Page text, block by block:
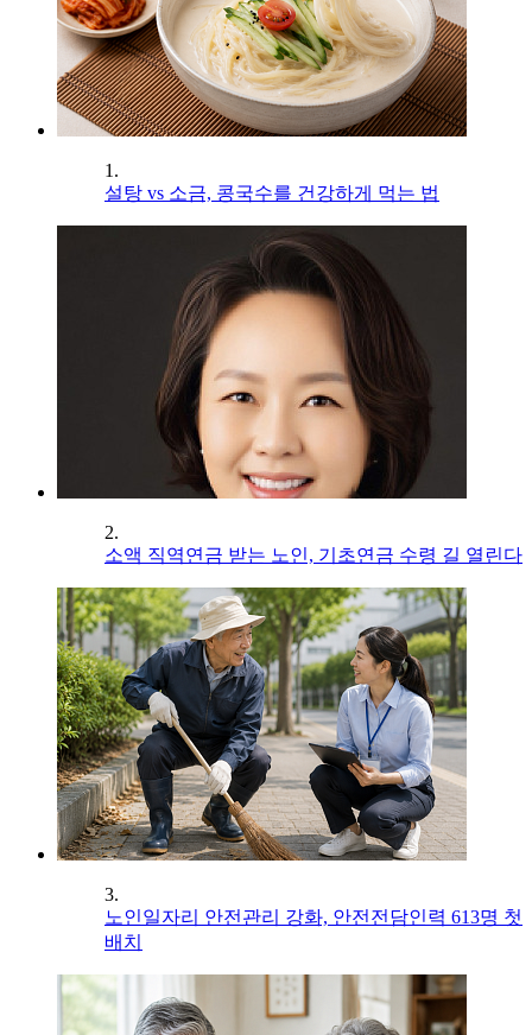
1.
설탕 vs 소금, 콩국수를 건강하게 먹는 법
2.
소액 직역연금 받는 노인, 기초연금 수령 길 열린다
3.
노인일자리 안전관리 강화, 안전전담인력 613명 첫
배치